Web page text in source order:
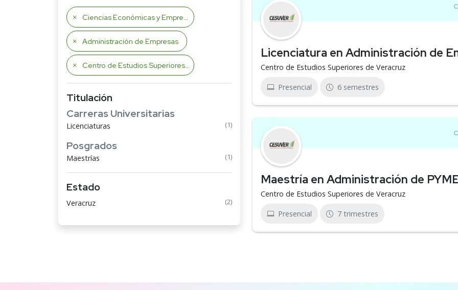
Ciencias Económicas y Empresariales
Administración de Empresas
Centro de Estudios Superiores de Veracruz
Titulación
Carreras Universitarias
Licenciaturas (1)
Posgrados
Maestrías (1)
Estado
Veracruz (2)
Licenciatura en Administración de
Centro de Estudios Superiores de Veracruz
Presencial 6 semestres
Maestría en Administración de
Centro de Estudios Superiores de Veracruz
Presencial 7 trimestres